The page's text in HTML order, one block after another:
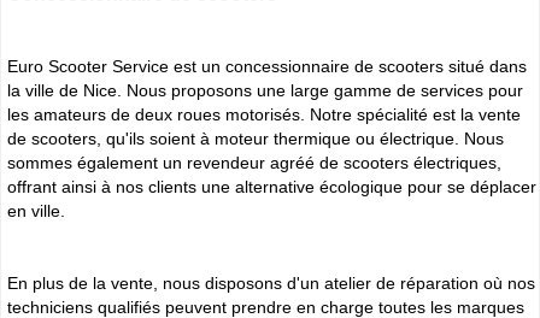
Euro Scooter Service est un concessionnaire de scooters situé dans
la ville de Nice. Nous proposons une large gamme de services pour
les amateurs de deux roues motorisés. Notre spécialité est la vente
de scooters, qu'ils soient à moteur thermique ou électrique. Nous
sommes également un revendeur agréé de scooters électriques,
offrant ainsi à nos clients une alternative écologique pour se déplacer
en ville.
En plus de la vente, nous disposons d'un atelier de réparation où nos
techniciens qualifiés peuvent prendre en charge toutes les marques